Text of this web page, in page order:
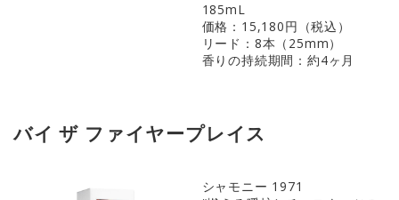
185mL
価格：15,180円（税込）
リード：8本（25mm）
香りの持続期間：約4ヶ月
バイ ザ ファイヤープレイス
シャモニー 1971